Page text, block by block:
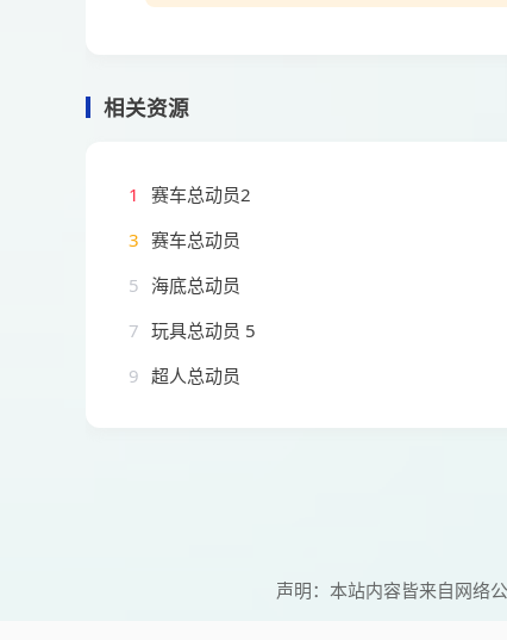
相关资源
1 赛车总动员2
3 赛车总动员
5 海底总动员
7 玩具总动员 5
9 超人总动员
声明：本站内容皆来自网络